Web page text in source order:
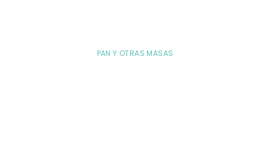
PAN Y OTRAS MASAS